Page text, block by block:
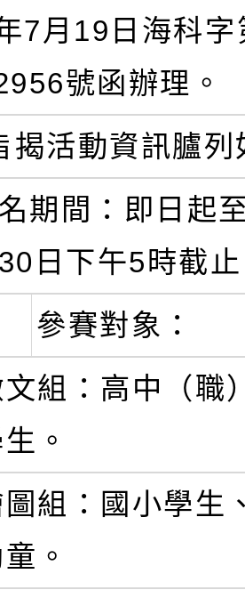
7月19日海科
號函辦理。
揭活動資訊臚列
期間：即日起
日下午5時截
參賽對象：
組：高中（職
。
圖組：國小學生
。